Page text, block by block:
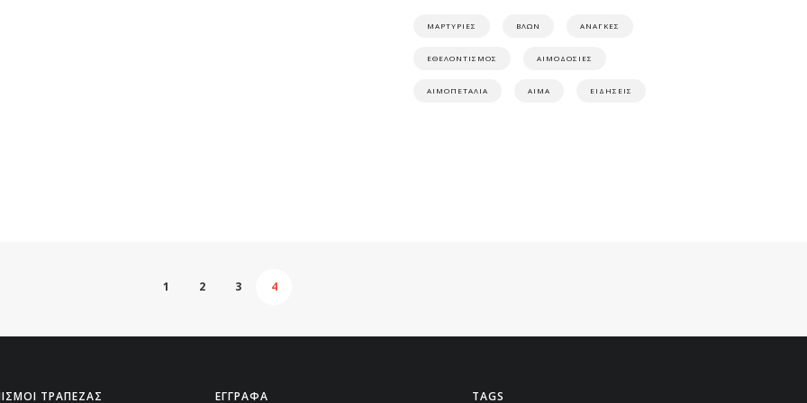
ΜΑΡΤΥΡΙΕΣ ΒΛΩΝ ΑΝΑΓΚΕΣ
ΕΘΕΛΟΝΤΙΣΜΟΣ ΑΙΜΟΔΟΣΙΕΣ
ΑΙΜΟΠΕΤΑΛΙΑ ΑΙΜΑ ΕΙΔΗΣΕΙΣ
1 2 3 4
ΤΡΑΠΕΖΑΣ ΕΓΓΡΑΦΑ TAGS